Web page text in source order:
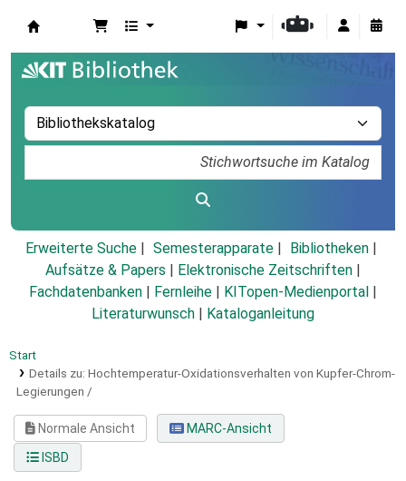
Erweiterte Suche Semesterapparate
Bibliotheken
Aufsätze & Papers
Elektronische Zeitschriften
Fachdatenbanken
Fernleihe KITopen-Medienportal
Literaturwunsch
Kataloganleitung
Start
Details zu: Hochtemperatur-Oxidationsverhalten von Kupfer-Chrom-
Legierungen /
Normale Ansicht
MARC-Ansicht
ISBD